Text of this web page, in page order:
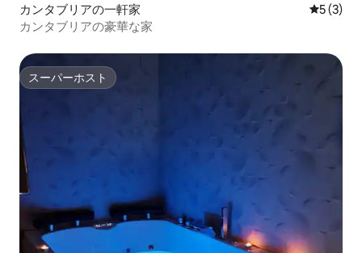
カンタブリアの一軒家 レビュー
5 (3)
カンタブリアの豪華な家
スーパーホスト
スーパーホスト